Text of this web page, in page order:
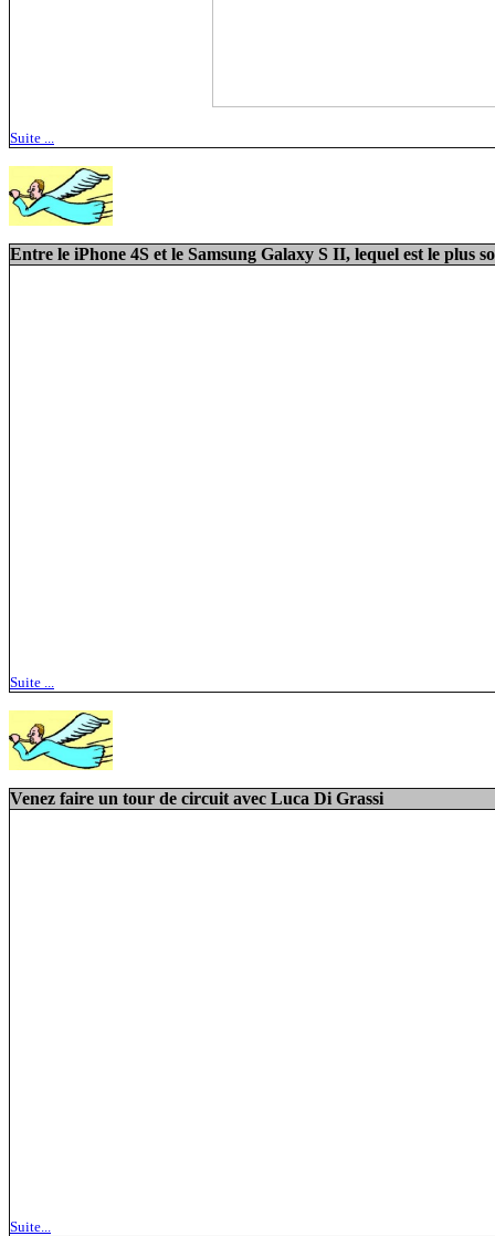
Suite ...
Entre le iPhone 4S et le Samsung Galaxy S II, lequel est le plus
Suite ...
Venez faire un tour de circuit avec Luca Di Grassi
Suite...